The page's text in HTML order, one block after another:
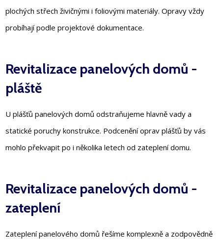
plochých střech živičnými i foliovými materiály. Opravy vždy
probíhají podle projektové dokumentace.
Revitalizace panelových domů -
pláště
U plášťů panelových domů odstraňujeme hlavně vady a
statické poruchy konstrukce. Podcenění oprav plášťů by vás
mohlo překvapit po i několika letech od zateplení domu.
Revitalizace panelových domů -
zateplení
Zateplení panelového domů řešíme komplexně a zodpovědně